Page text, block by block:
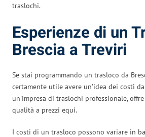
traslochi.
Esperienze di un
Brescia a Treviri
Se stai programmando un trasloco da
certamente utile avere un’idea dei costi da
un’impresa di traslochi professionale,
qualità a prezzi equi.
I costi di un trasloco possono variare in